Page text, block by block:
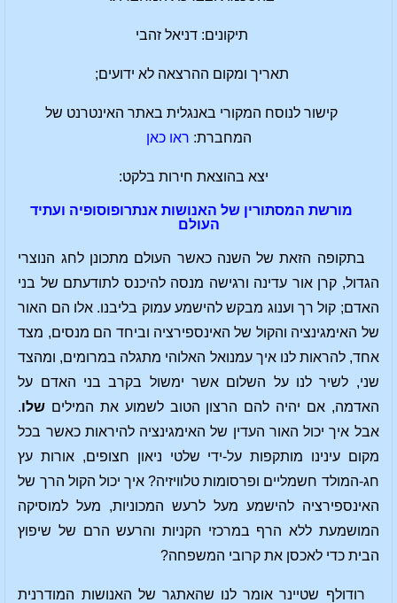
תיקונים: דניאל זהבי
תאריך ומקום ההרצאה לא ידועים;
קישור לנוסח המקורי באנגלית באתר האינטרנט של
המחברת: ראו כאן
יצא בהוצאת חירות בלקט:
מורשת המסתורין של האנושות אנתרופוסופיה ועתיד
העולם
בתקופה הזאת של השנה כאשר העולם מתכונן לחג הנוצרי
הגדול, קרן אור עדינה ורגישה מנסה להיכנס לתודעתם של בני
האדם; קול רך וענוג מבקש להישמע עמוק בליבנו. אלו הם האור
של האימגינציה והקול של האינספירציה וביחד הם מנסים, מצד
אחד, להראות לנו איך עמנואל האלוהי מתגלה במרומים, ומהצד
שני, לשיר לנו על השלום אשר ימשול בקרב בני האדם על
האדמה, אם יהיה להם הרצון הטוב לשמוע את המילים שלו.
אבל איך יכול האור העדין של האימגינציה להיראות כאשר בכל
מקום עינינו מותקפות על-ידי שלטי ניאון חצופים, אורות עץ
חג-המולד חשמליים ופרסומות טלוויזיה? איך יכול הקול הרך של
האינספירציה להישמע מעל לרעש המכוניות, מעל למוסיקה
המושמעת ללא הרף במרכזי הקניות והרעש הרם של שיפוץ
הבית כדי לאכסן את קרובי המשפחה?
רודולף שטיינר אומר לנו שהאתגר של האנושות המודרנית